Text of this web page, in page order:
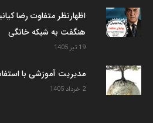
اظهارنظر متفاوت رضا
هنگفت به شبکه خانگی
19 تیر 1405
مدیریت آموزشی با
2 خرداد 1405